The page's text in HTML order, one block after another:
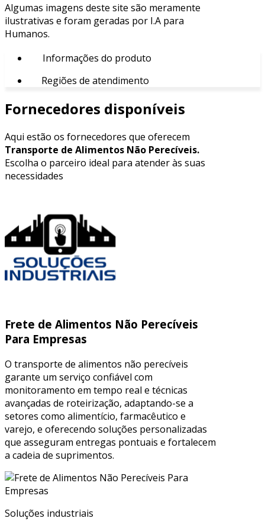
Algumas imagens deste site são meramente
ilustrativas e foram geradas por I.A para
Humanos.
Informações do produto
Regiões de atendimento
Fornecedores disponíveis
Aqui estão os fornecedores que oferecem
Transporte de Alimentos Não Perecíveis.
Escolha o parceiro ideal para atender às suas
necessidades
Frete de Alimentos Não Perecíveis
Para Empresas
O transporte de alimentos não perecíveis
garante um serviço confiável com
monitoramento em tempo real e técnicas
avançadas de roteirização, adaptando-se a
setores como alimentício, farmacêutico e
varejo, e oferecendo soluções personalizadas
que asseguram entregas pontuais e fortalecem
a cadeia de suprimentos.
Soluções industriais